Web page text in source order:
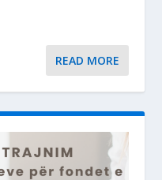
READ MORE